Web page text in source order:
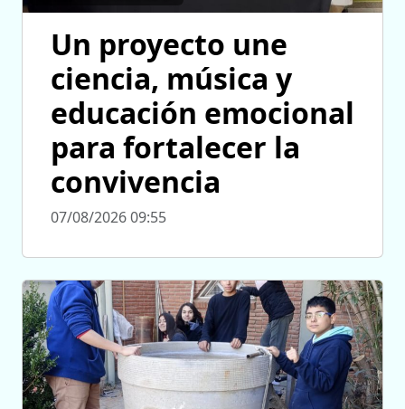
Un proyecto une
ciencia, música y
educación emocional
para fortalecer la
convivencia
07/08/2026 09:55